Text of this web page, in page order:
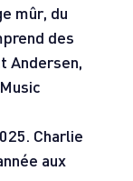
mûr, du
des
Andersen,
Charlie
aux